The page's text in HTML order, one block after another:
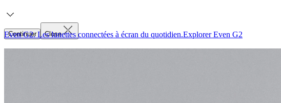
Continuer Close
Even G2. Les lunettes connectées à écran du quotidien.Explorer Even G2